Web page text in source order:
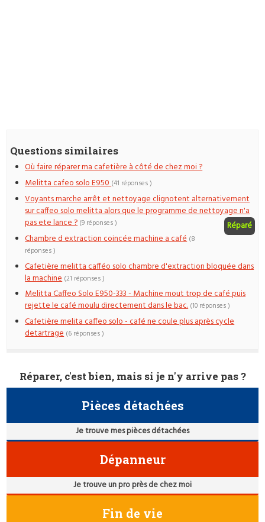
Questions similaires
Où faire réparer ma cafetière à côté de chez moi ?
Melitta cafeo solo E950(41 réponses )
Voyants marche arrêt et nettoyage clignotent alternativement
sur caffeo solo melitta alors que le programme de nettoyage n'a
pas ete lance ?
Réparé
(9 réponses )
Chambre d extraction coincée machine a café (8
réponses )
Cafetière melitta cafféo solo chambre d'extraction bloquée dans
la machine (21 réponses )
Melitta Caffeo Solo E950-333 - Machine mout trop de café puis
rejette le café moulu directement dans le bac. (10 réponses )
Cafetière melita caffeo solo - café ne coule plus après cycle
detartrage (6 réponses )
Réparer, c'est bien, mais si je n'y arrive pas ?
Pièces détachées
Je trouve mes pièces détachées
Dépanneur
Je trouve un pro près de chez moi
Fin de vie